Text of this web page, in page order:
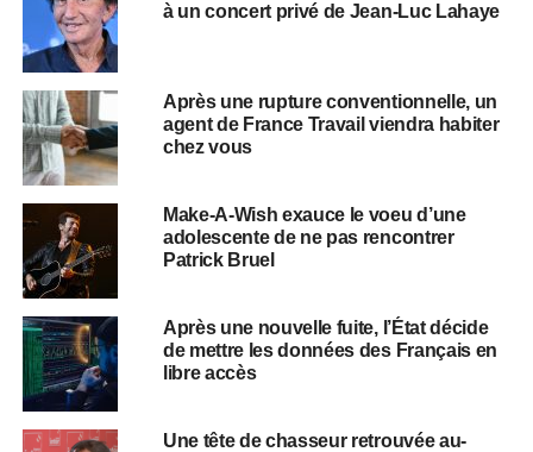
à un concert privé de Jean-Luc Lahaye
Après une rupture conventionnelle, un
agent de France Travail viendra habiter
chez vous
Make-A-Wish exauce le voeu d’une
adolescente de ne pas rencontrer
Patrick Bruel
Après une nouvelle fuite, l’État décide
de mettre les données des Français en
libre accès
Une tête de chasseur retrouvée au-